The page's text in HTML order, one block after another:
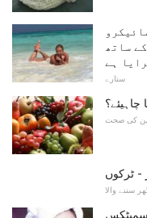
ساتھ
ہے
ستارے
کی صحت
- ٹرکوں
سننے والا